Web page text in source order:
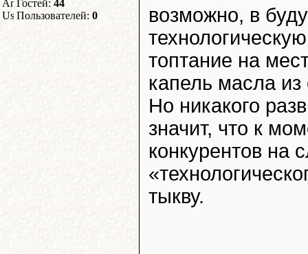
Гостей: 44
Пользователей: 0
возможно, в
топтание на
капель масла из
Но никакого
значит, что к
конкурентов на
тыкву.